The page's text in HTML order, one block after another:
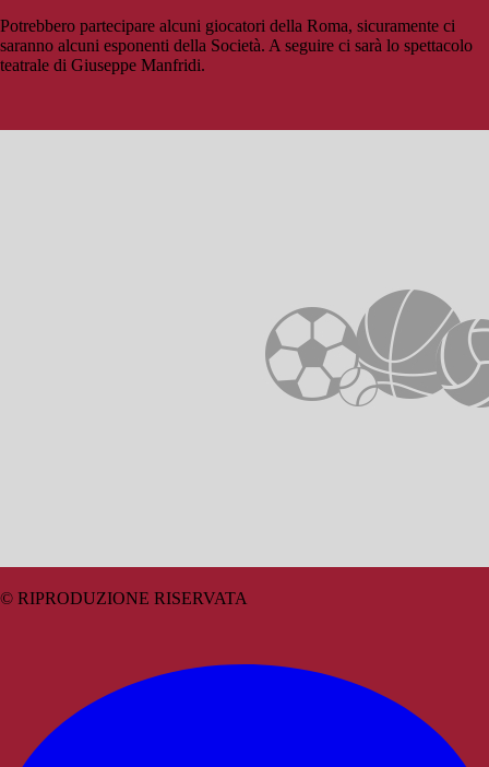
Potrebbero partecipare alcuni giocatori della Roma, sicuramente ci
saranno alcuni esponenti della Società. A seguire ci sarà lo spettacolo
teatrale di Giuseppe Manfridi.
© RIPRODUZIONE RISERVATA